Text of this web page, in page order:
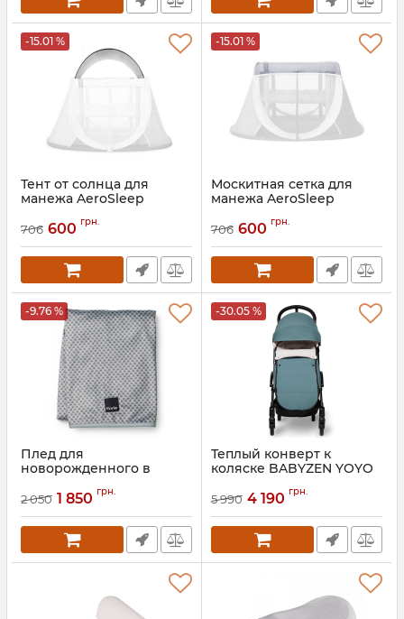
-15.01 %
Тент от солнца для
манежа AeroSleep
Cot
Артикул:5413421811813
706 600 грн.
-15.01 %
Москитная сетка для
манежа AeroSleep
Cot
Артикул:5413421811837
706 600 грн.
-9.76 %
Плед для
новорожденного в
Velvet
Артикул:7333222011008
2 050 1 850 грн.
-30.05 %
Теплый конверт к
коляске BABYZEN YOYO
5 990 4 190 грн.